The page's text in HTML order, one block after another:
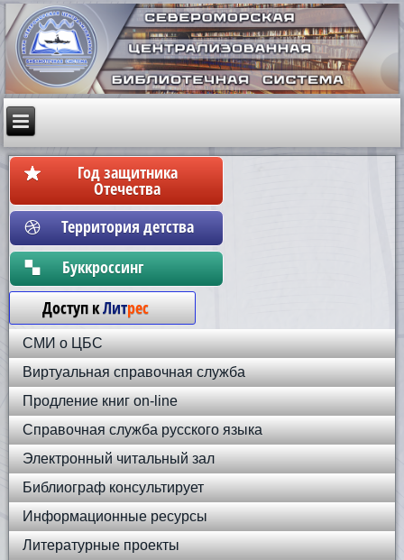
Год защитника
Отечества
Территория детства
Бyккpoccинг
Доступ кЛитрес
СМИ о ЦБС
Виртуальная справочная служба
Продление книг on-line
Справочная служба русского языка
Электронный читальный зал
Библиограф консультирует
Информационные ресурсы
Литературные проекты